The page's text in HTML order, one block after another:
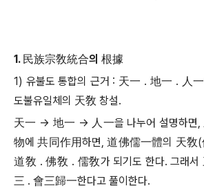
1. 民族宗敎統合의 根據
1) 유불도 통합의 근거 : 天一 . 地一 . 人
도불유일체의 天敎 창설.
天一 → 地一 → 人一을 나누어 설명하면
物에 共同作用하면, 道佛儒一體의 天敎(
道敎 . 佛敎 . 儒敎가 되기도 한다. 그래
三 . 會三歸一한다고 풀이한다.